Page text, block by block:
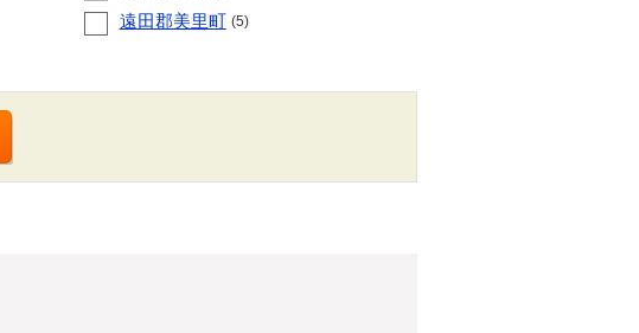
遠田郡美里町 (5)